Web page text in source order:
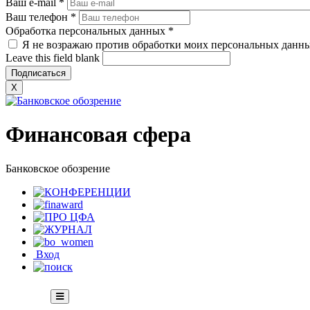
Ваш e-mail *
Ваш телефон *
Обработка персональных данных *
Я не возражаю против обработки моих персональных
Leave this field blank
X
Финансовая сфера
Банковское обозрение
Вход